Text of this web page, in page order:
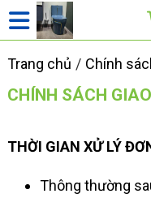
Trang chủ Chính
CHÍNH SÁCH
THỜI GIAN XỬ LÝ
Thông thường